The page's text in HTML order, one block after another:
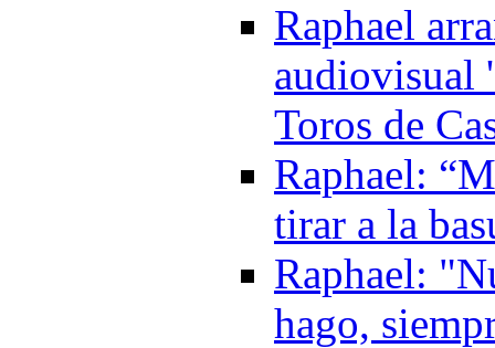
Raphael
audiovisual
Toros de
Raphael:
tirar a la
Raphael:
hago,